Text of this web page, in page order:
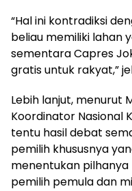
“Hal ini kontradiksi
beliau memiliki lahan
sementara Capres
gratis untuk rakyat,”
Lebih lanjut, menurut
Koordinator Nasional
tentu hasil debat
pemilih khususnya
menentukan pilhanya
pemilih pemula dan